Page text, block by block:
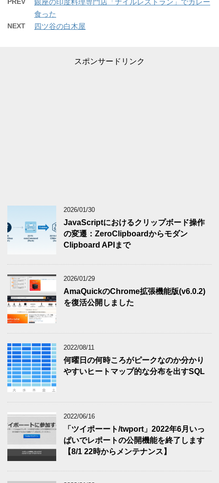
銀座の印度料理専門店「ナイルレストラン」でカレー
食った
NEXT 四ツ谷の白木屋
スポンサードリンク
2026/01/30
JavaScriptにおけるクリップボード操作
の変遷：ZeroClipboardからモダン
Clipboard APIまで
2026/01/29
AmaQuickのChrome拡張機能版(v6.0.2)
を復活公開しました
2022/08/11
何曜日の何時ころがピークなのか分かり
やすいヒートマップ的な分布を出すSQL
2022/06/16
「ツイポーート/twport」2022年6月いっ
ぱいでレポートの公開機能を終了します
【8/1 22時からメンテナンス】